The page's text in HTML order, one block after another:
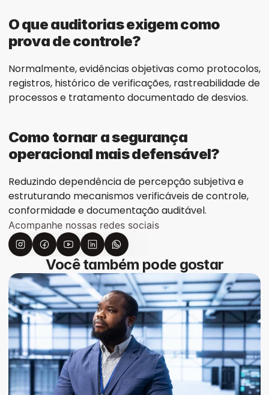
O que auditorias exigem como
prova de controle?
Normalmente, evidências objetivas como protocolos,
registros, histórico de verificações, rastreabilidade de
processos e tratamento documentado de desvios.
Como tornar a segurança
operacional mais defensável?
Reduzindo dependência de percepção subjetiva e
estruturando mecanismos verificáveis de controle,
conformidade e documentação auditável.
Acompanhe nossas redes sociais
Você também pode gostar